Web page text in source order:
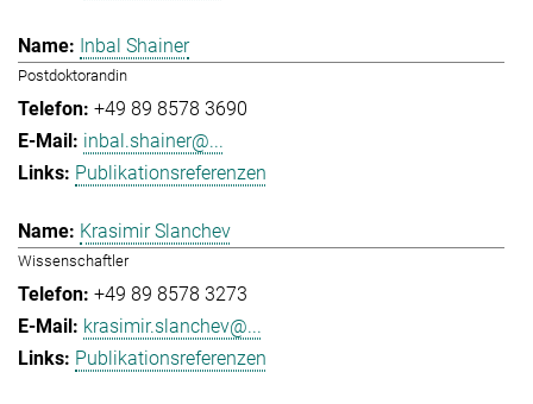
Inbal Shainer
Postdoktorandin
+49 89 8578 3690
inbal.shainer@...
Publikationsreferenzen
Krasimir Slanchev
Wissenschaftler
+49 89 8578 3273
krasimir.slanchev@...
Publikationsreferenzen